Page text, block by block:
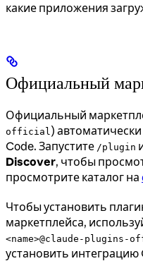
какие приложения
Официальный
Официальный
official)
Code. Запустите /plugin
Discover, чтобы
просмотрите каталог на
Чтобы установить
маркетплейса,
<name>@claude-plugins-
установить интеграцию